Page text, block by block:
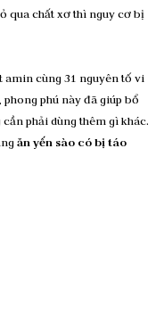
qua chất xơ thì nguy cơ bị
cùng 31 nguyên tố vi
phú này đã giúp bổ
phải dùng thêm gì khác.
ăn yến sào có bị táo